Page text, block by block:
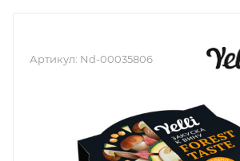
Артикул: Nd-00035806